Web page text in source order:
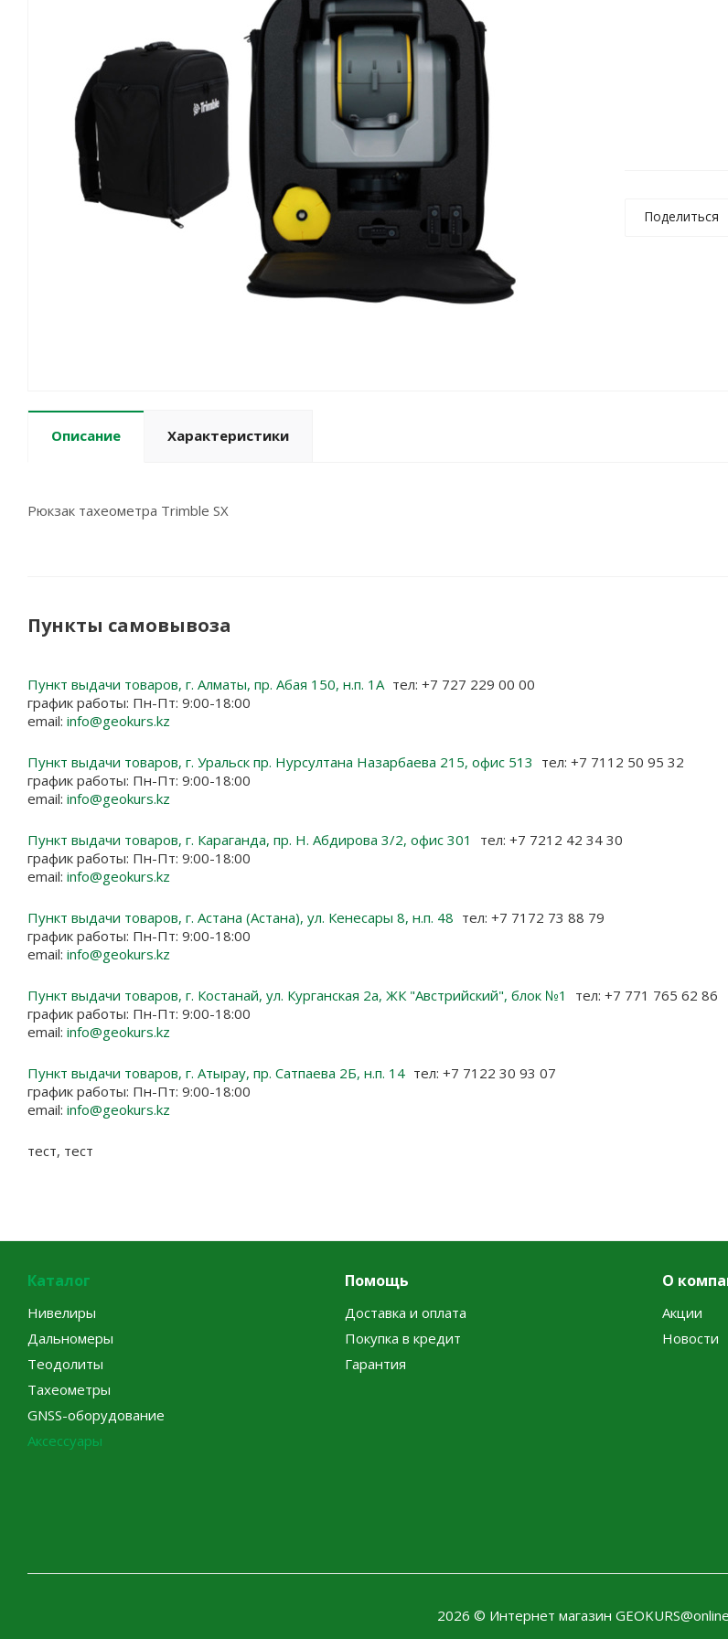
Поделиться
Описание Характеристики
Рюкзак тахеометра Trimble SX
Пункты самовывоза
Пункт выдачи товаров, г. Алматы, пр. Абая 150, н.п. 1А тел: +7 727 229 00 00
график работы: Пн-Пт: 9:00-18:00
email: info@geokurs.kz
Пункт выдачи товаров, г. Уральск пр. Нурсултана Назарбаева 215, офис 513 тел: +7 7112 50 95 32
график работы: Пн-Пт: 9:00-18:00
email: info@geokurs.kz
Пункт выдачи товаров, г. Караганда, пр. Н. Абдирова 3/2, офис 301
тел: +7 7212 42 34 30
график работы: Пн-Пт: 9:00-18:00
email: info@geokurs.kz
Пункт выдачи товаров, г. Астана (Астана), ул. Кенесары 8, н.п. 48 тел: +7 7172 73 88 79
график работы: Пн-Пт: 9:00-18:00
email: info@geokurs.kz
Пункт выдачи товаров, г. Костанай, ул. Курганская 2а, ЖК "Австрийский", блок №1
тел: +7 771 765 62 86
график работы: Пн-Пт: 9:00-18:00
email: info@geokurs.kz
Пункт выдачи товаров, г. Атырау, пр. Сатпаева 2Б, н.п. 14 тел: +7 7122 30 93 07
график работы: Пн-Пт: 9:00-18:00
email: info@geokurs.kz
тест, тест
Каталог
Нивелиры
Дальномеры
Теодолиты
Тахеометры
GNSS-оборудование
Аксессуары
Помощь
Доставка и оплата
Покупка в кредит
Гарантия
О
Акции
Новости
2026 © Интернет магазин GEOKURS@online